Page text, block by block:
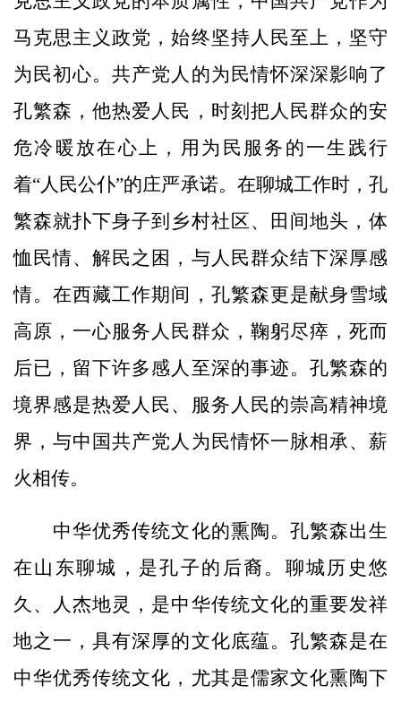
马克思主义政党，始终坚持人民至上，坚守
为民初心。共产党人的为民情怀深深影响了
孔繁森，他热爱人民，时刻把人民群众的安
危冷暖放在心上，用为民服务的一生践行
着“人民公仆”的庄严承诺。在聊城工作时，孔
繁森就扑下身子到乡村社区、田间地头，体
恤民情、解民之困，与人民群众结下深厚感
情。在西藏工作期间，孔繁森更是献身雪域
高原，一心服务人民群众，鞠躬尽瘁，死而
后已，留下许多感人至深的事迹。孔繁森的
境界感是热爱人民、服务人民的崇高精神境
界，与中国共产党人为民情怀一脉相承、薪
火相传。
中华优秀传统文化的熏陶。孔繁森出生
在山东聊城，是孔子的后裔。聊城历史悠
久、人杰地灵，是中华传统文化的重要发祥
地之一，具有深厚的文化底蕴。孔繁森是在
中华优秀传统文化，尤其是儒家文化熏陶下